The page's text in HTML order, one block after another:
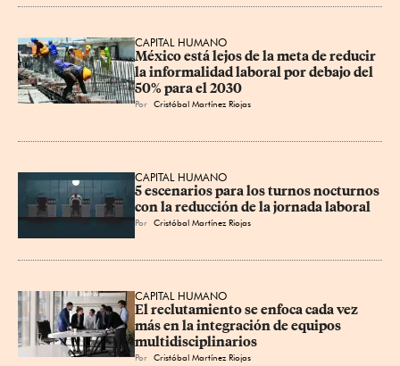
CAPITAL HUMANO
México está lejos de la meta de reducir
la informalidad laboral por debajo del
50% para el 2030
Por Cristóbal Martínez Riojas
CAPITAL HUMANO
5 escenarios para los turnos nocturnos
con la reducción de la jornada laboral
Por Cristóbal Martínez Riojas
CAPITAL HUMANO
El reclutamiento se enfoca cada vez
más en la integración de equipos
multidisciplinarios
Por Cristóbal Martínez Riojas